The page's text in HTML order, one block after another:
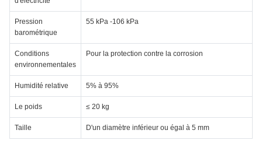
Pression
barométrique
55 kPa -106 kPa
Conditions
environnementales
Pour la protection contre la corrosion
Humidité relative 5% à 95%
Le poids ≤ 20 kg
Taille D'un diamètre inférieur ou égal à 5 mm